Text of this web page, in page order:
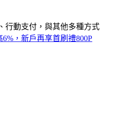
行動支付，與其他多種方式
6%，新戶再享首刷禮800P